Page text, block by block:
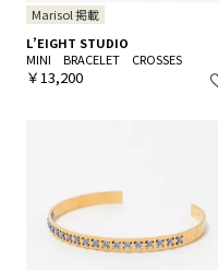
Marisol 掲載
L’EIGHT STUDIO
MINI BRACELET CROSSES
￥13,200